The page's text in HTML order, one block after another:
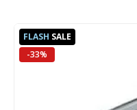
FLASH SALE
-33%